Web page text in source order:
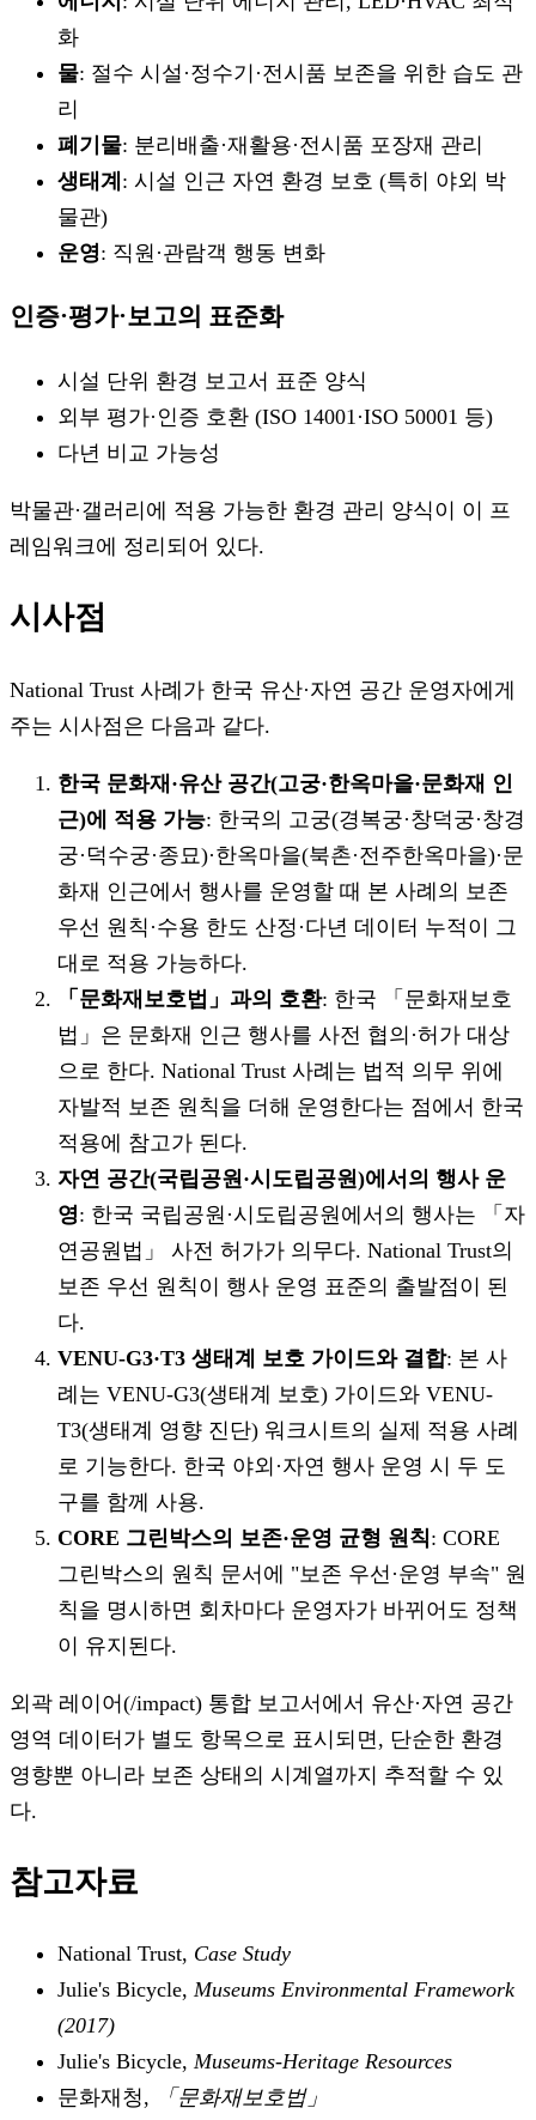
화
물: 절수 시설·정수기·전시품 보존을 위한 습도 관
리
폐기물: 분리배출·재활용·전시품 포장재 관리
생태계 : 시설 인근 자연 환경 보호 (특히 야외 박
물관)
운영: 직원·관람객 행동 변화
인증·평가·보고의 표준화
시설 단위 환경 보고서 표준 양식
외부 평가·인증 호환 (ISO 14001·ISO 50001 등)
다년 비교 가능성
박물관·갤러리에 적용 가능한 환경 관리 양식이 이 프
레임워크에 정리되어 있다.
시사점
National Trust 사례가 한국 유산·자연 공간 운영자에게
주는 시사점은 다음과 같다.
한국 문화재·유산 공간(고궁·한옥마을·문화재 인
근)에 적용 가능: 한국의 고궁(경복궁·창덕궁·창경
궁·덕수궁·종묘)·한옥마을(북촌·전주한옥마을)·문
화재 인근에서 행사를 운영할 때 본 사례의 보존
우선 원칙·수용 한도 산정·다년 데이터 누적이 그
대로 적용 가능하다.
「문화재보호법」과의 호환: 한국 「문화재보호
법」은 문화재 인근 행사를 사전 협의·허가 대상
으로 한다. National Trust 사례는 법적 의무 위에
자발적 보존 원칙을 더해 운영한다는 점에서 한국
적용에 참고가 된다.
자연 공간(국립공원·시도립공원)에서의 행사 운
영: 한국 국립공원·시도립공원에서의 행사는 「자
연공원법」 사전 허가가 의무다. National Trust의
보존 우선 원칙이 행사 운영 표준의 출발점이 된
다.
VENU-G3·T3 생태계 보호 가이드와 결합: 본 사
례는 VENU-G3(생태계 보호) 가이드와 VENU-
T3(생태계 영향 진단) 워크시트의 실제 적용 사례
로 기능한다. 한국 야외·자연 행사 운영 시 두 도
구를 함께 사용.
CORE 그린박스의 보존·운영 균형 원칙: CORE
그린박스의 원칙 문서에 "보존 우선·운영 부속" 원
칙을 명시하면 회차마다 운영자가 바뀌어도 정책
이 유지된다.
외곽 레이어(/impact) 통합 보고서에서 유산·자연 공간
영역 데이터가 별도 항목으로 표시되면, 단순한 환경
영향뿐 아니라 보존 상태의 시계열까지 추적할 수 있
다.
참고자료
National Trust, Case Study
Julie's Bicycle, Museums Environmental Framework
(2017)
Julie's Bicycle, Museums-Heritage Resources
문화재청,
「문화재보호법」